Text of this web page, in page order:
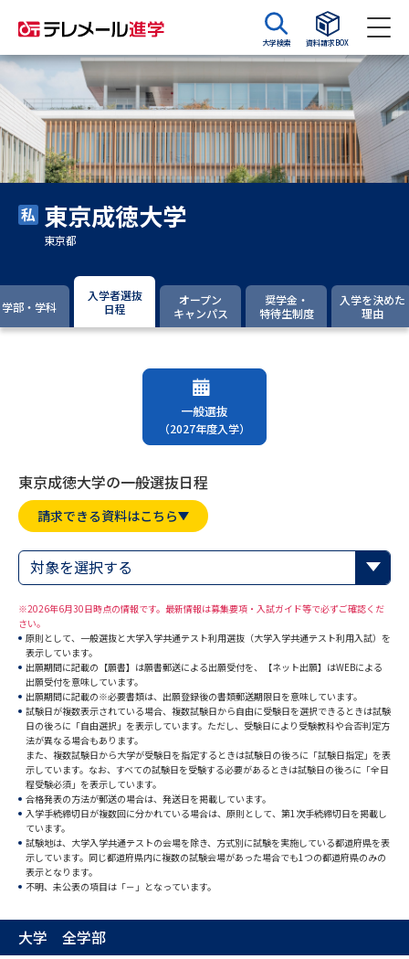
大学検索 資料請求BOX
資料請求 資料検索
大学・短大の資料種類から請求
大学パンフ
集要項＆願書
過去問題集
大学・短大以外の資料から請求
大学院の資料請求
大学入学共通テスト「受験上の
配慮案内」の請求
幼稚園教員資格認定試験
高等学校（情報）教員資格認定
試験
大学研究 大学検索
大学で学べる内容や特徴を調べる
新増設大学・学部・学科特集
国際・グローバルに強い大学特
集
データサイエンス特集 奨学金・特待生制度特集
新学年スタート号特集ページ
東京成徳大学
東京都
学部・学科
入学者選抜
日程
オープン
キャンパス
奨学金・
特待生制度
入学を決めた
理由
一般選抜
（2027年度入学）
東京成徳大学の一般選抜日程
請求できる資料はこちら
対象を選択する
※2026年6月30日時点の情報です。最新情報は募集要項・入試ガイド等で必ずご確認くだ
さい。
原則として、一般選抜と大学入学共通テスト利用選抜（大学入学共通テスト利用入試）を
表示しています。
出願期間に記載の【願書】は願書郵送による出願受付を、【ネット出願】はWEBによる
出願受付を意味しています。
出願期間に記載の※必要書類は、出願登録後の書類郵送期限日を意味しています。
試験日が複数表示されている場合、複数試験日から自由に受験日を選択できるときは試験
日の後ろに「自由選択」を表示しています。ただし、受験日により受験教科や合否判定方
法が異なる場合もあります。
また、複数試験日から大学が受験日を指定するときは試験日の後ろに「試験日指定」を表
示しています。なお、すべての試験日を受験する必要があるときは試験日の後ろに「全日
程受験必須」を表示しています。
合格発表の方法が郵送の場合は、発送日を掲載しています。
入学手続締切日が複数回に分かれている場合は、原則として、第1次手続締切日を掲載し
ています。
試験地は、大学入学共通テストの会場を除き、方式別に試験を実施している都道府県を表
示しています。同じ都道府県内に複数の試験会場があった場合でも1つの都道府県のみの
表示となります。
不明、未公表の項目は「－」となっています。
大学 全学部